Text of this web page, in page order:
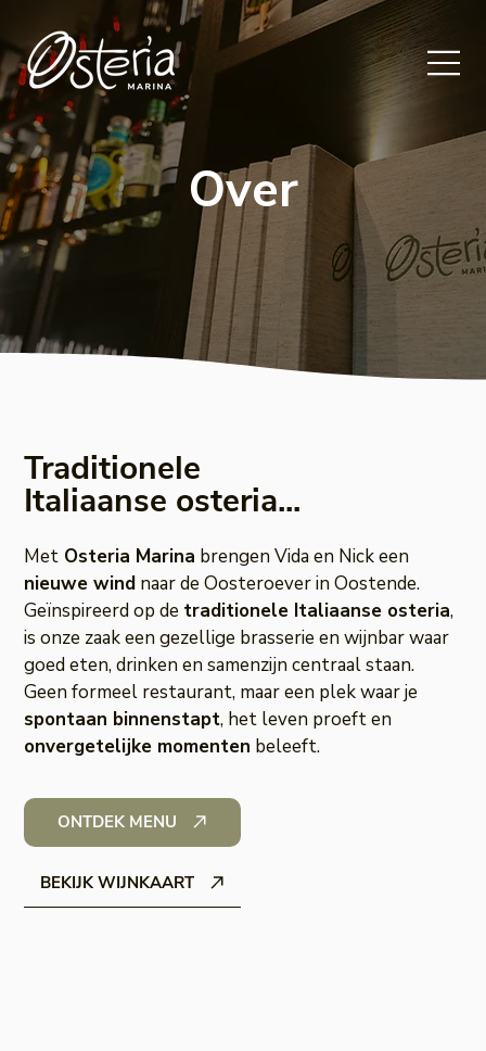
Over
Traditionele
Italiaanse osteria...
Met Osteria Marina brengen Vida en Nick een
nieuwe wind naar de Oosteroever in Oostende.
Geïnspireerd op de traditionele Italiaanse osteria,
is onze zaak een gezellige brasserie en wijnbar waar
goed eten, drinken en samenzijn centraal staan.
Geen formeel restaurant, maar een plek waar je
spontaan binnenstapt, het leven proeft en
onvergetelijke momenten beleeft.
ONTDEK MENU
BEKIJK WIJNKAART